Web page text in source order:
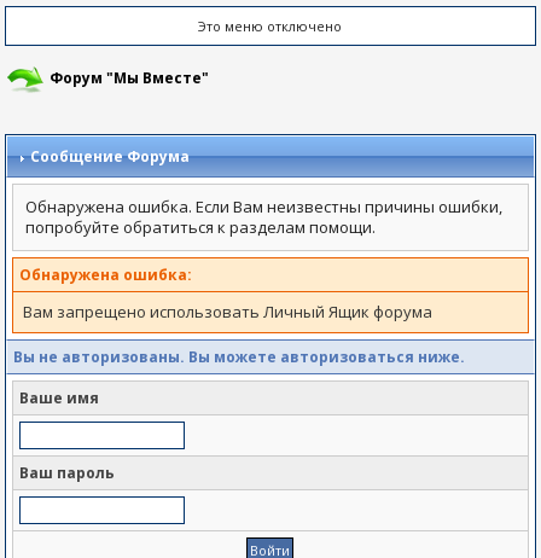
Это меню отключено
Форум "Мы Вместе"
Сообщение Форума
Обнаружена ошибка. Если Вам неизвестны причины ошибки,
попробуйте обратиться к разделам помощи.
Обнаружена ошибка:
Вам запрещено использовать Личный Ящик форума
Вы не авторизованы. Вы можете авторизоваться ниже.
Ваше имя
Ваш пароль